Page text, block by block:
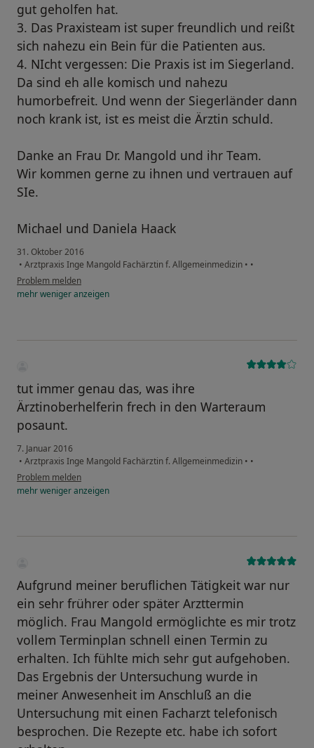
gut geholfen hat.
3. Das Praxisteam ist super freundlich und reißt
sich nahezu ein Bein für die Patienten aus.
4. NIcht vergessen: Die Praxis ist im Siegerland.
Da sind eh alle komisch und nahezu
humorbefreit. Und wenn der Siegerländer dann
noch krank ist, ist es meist die Ärztin schuld.
Danke an Frau Dr. Mangold und ihr Team.
Wir kommen gerne zu ihnen und vertrauen auf
SIe.
Michael und Daniela Haack
31. Oktober 2016
• Arztpraxis Inge Mangold Fachärztin f. Allgemeinmedizin • •
Problem melden
mehrwenigeranzeigen
tut immer genau das, was ihre
Ärztinoberhelferin frech in den Warteraum
posaunt.
7. Januar 2016
• Arztpraxis Inge Mangold Fachärztin f. Allgemeinmedizin • •
Problem melden
mehrwenigeranzeigen
Aufgrund meiner beruflichen Tätigkeit war nur
ein sehr frührer oder später Arzttermin
möglich. Frau Mangold ermöglichte es mir trotz
vollem Terminplan schnell einen Termin zu
erhalten. Ich fühlte mich sehr gut aufgehoben.
Das Ergebnis der Untersuchung wurde in
meiner Anwesenheit im Anschluß an die
Untersuchung mit einen Facharzt telefonisch
besprochen. Die Rezepte etc. habe ich sofort